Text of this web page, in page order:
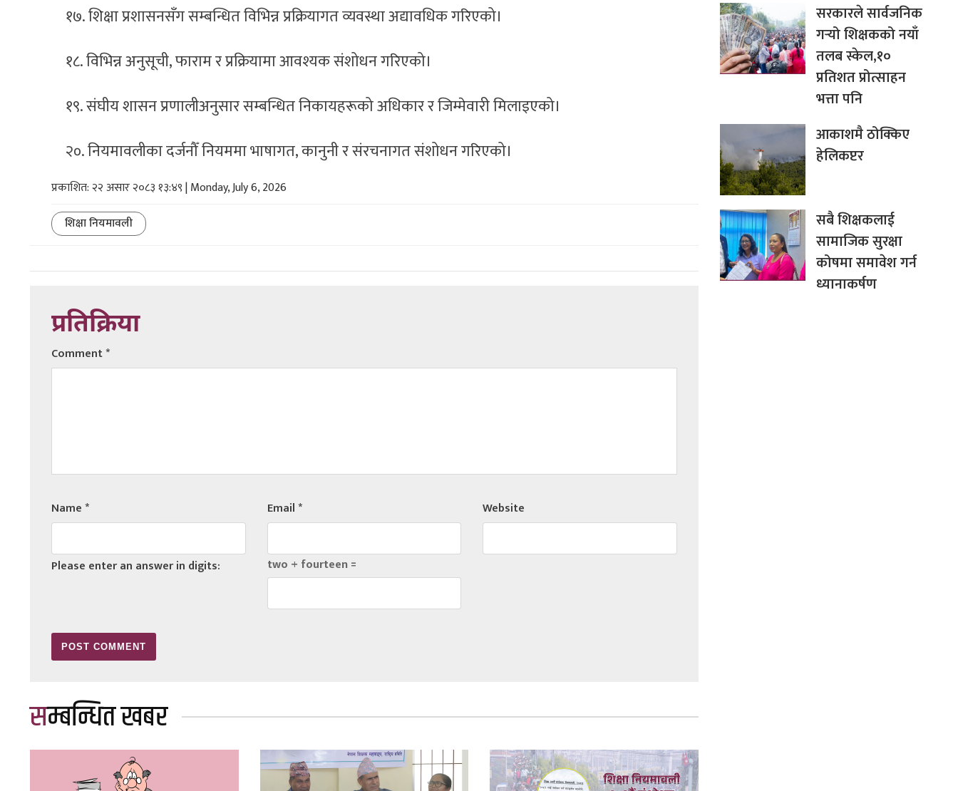
१७. शिक्षा प्रशासनसँग सम्बन्धित विभिन्न प्रक्रियागत व्यवस्था अद्यावधिक गरिएको।
१८. विभिन्न अनुसूची, फाराम र प्रक्रियामा आवश्यक संशोधन गरिएको।
१९. संघीय शासन प्रणालीअनुसार सम्बन्धित निकायहरूको अधिकार र जिम्मेवारी मिलाइएको।
२०. नियमावलीका दर्जनौँ नियममा भाषागत, कानुनी र संरचनागत संशोधन गरिएको।
प्रकाशित: २२ असार २०८३ १३:४९ | Monday, July 6, 2026
शिक्षा नियमावली
प्रतिक्रिया
Comment*
Name* Email* Website
Please enter an answer in digits: two + fourteen =
सम्बन्धित खबर
सरकारले सार्वजनिक
गर्‍यो शिक्षकको नयाँ
तलब स्केल,१०
प्रतिशत प्रोत्साहन
भत्ता पनि
आकाशमै ठोक्किए
हेलिकप्टर
सबै शिक्षकलाई
सामाजिक सुरक्षा
कोषमा समावेश गर्न
ध्यानाकर्षण